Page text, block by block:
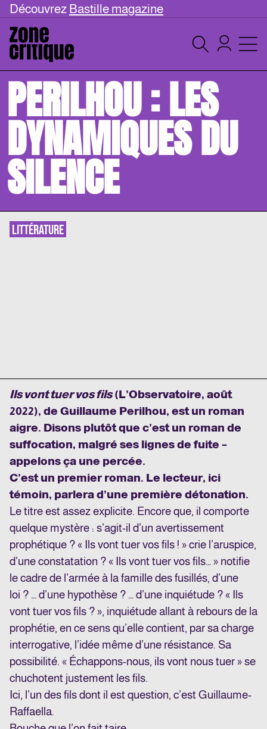
Découvrez Bastille magazine
PERILHOU : LES
DYNAMIQUES DU
SILENCE
LITTÉRATURE
Ils vont tuer vos fils(L’Observatoire, août
2022), de Guillaume Perilhou, est un roman
aigre. Disons plutôt que c’est un roman de
suffocation, malgré ses lignes de fuite –
appelons ça une percée.
C’est un premier roman. Le lecteur, ici
témoin, parlera d’une première détonation.
Le titre est assez explicite. Encore que, il comporte
quelque mystère : s’agit-il d’un avertissement
prophétique ? « Ils vont tuer vos fils ! » crie l’aruspice,
d’une constatation ? « Ils vont tuer vos fils… » notifie
le cadre de l’armée à la famille des fusillés, d’une
loi ? … d’une hypothèse ? … d’une inquiétude ? « Ils
vont tuer vos fils ? », inquiétude allant à rebours de la
prophétie, en ce sens qu’elle contient, par sa charge
interrogative, l’idée même d’une résistance. Sa
possibilité. « Échappons-nous, ils vont nous tuer » se
chuchotent justement les fils.
Ici, l’un des fils dont il est question, c’est Guillaume-
Raffaella.